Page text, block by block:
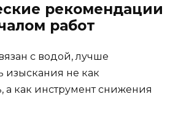
рекомендации
работ
с водой, лучше
изыскания не как
а как инструмент снижения